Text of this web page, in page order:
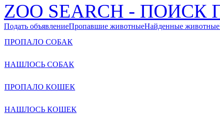
ZOO SEARCH -
Подать объявлениеПропавшие животныеНайденные животные
ПРОПАЛО СОБАК
НАШЛОСЬ СОБАК
ПРОПАЛО КОШЕК
НАШЛОСЬ КОШЕК